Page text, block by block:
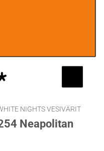
NIGHTS VESIVÄRIT
Neapolitan